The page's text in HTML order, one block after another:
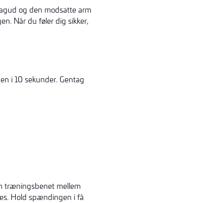
og den modsatte arm
Når du føler dig sikker,
i 10 sekunder. Gentag
træningsbenet mellem
Hold spændingen i få